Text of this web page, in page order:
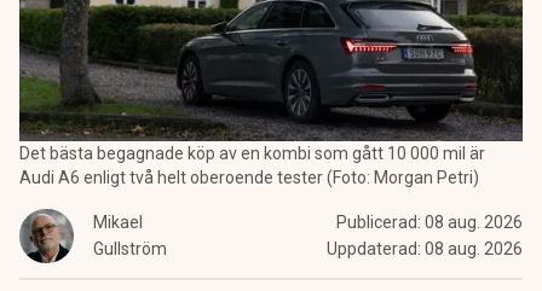
Det bästa begagnade köp av en kombi som gått 10 000 mil är
Audi A6 enligt två helt oberoende tester (Foto: Morgan Petri)
Mikael
Gullström
Publicerad: 08 aug. 2026
Uppdaterad: 08 aug. 2026